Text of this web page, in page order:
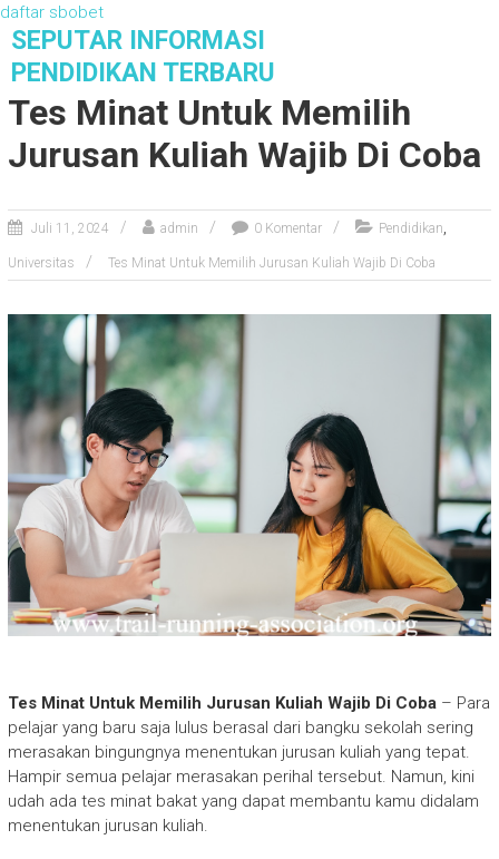
daftar sbobet
o
e
SEPUTAR INFORMASI
PENDIDIKAN TERBARU
Tes Minat Untuk Memilih
Jurusan Kuliah Wajib Di Coba
Juli 11, 2024 admin 0 Komentar Pendidikan,
Universitas Tes Minat Untuk Memilih Jurusan Kuliah Wajib Di Coba
Tes Minat Untuk Memilih Jurusan Kuliah Wajib Di Coba– Para
pelajar yang baru saja lulus berasal dari bangku sekolah sering
merasakan bingungnya menentukan jurusan kuliah yang tepat.
Hampir semua pelajar merasakan perihal tersebut. Namun, kini
udah ada tes minat bakat yang dapat membantu kamu didalam
menentukan jurusan kuliah.